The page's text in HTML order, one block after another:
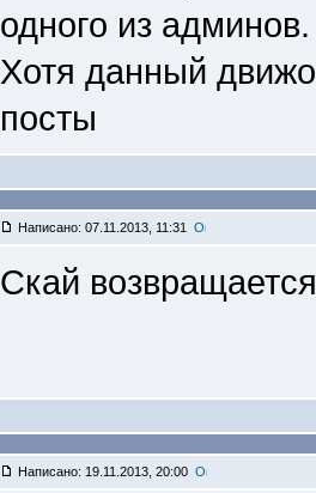
одного из админов.
Хотя данный
посты
Написано: 07.11.2013, 11:31
Скай
Написано: 19.11.2013, 20:00